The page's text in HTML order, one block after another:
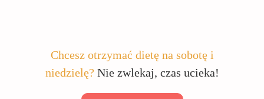
Chcesz otrzymać dietę na sobotę i
niedzielę? Nie zwlekaj, czas ucieka!